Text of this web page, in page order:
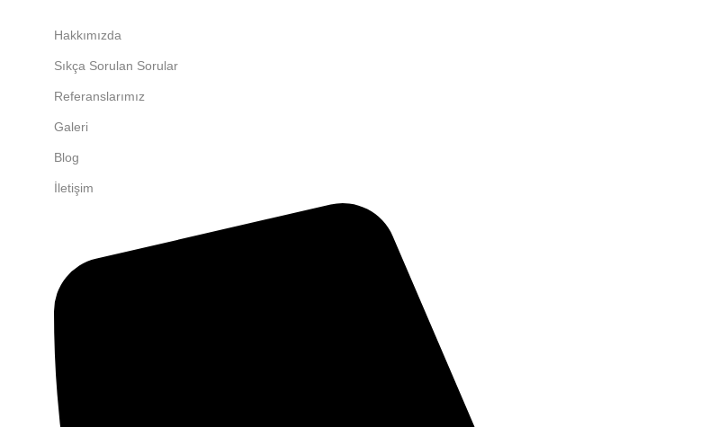
Hakkımızda
Sıkça Sorulan Sorular
Referanslarımız
Galeri
Blog
İletişim